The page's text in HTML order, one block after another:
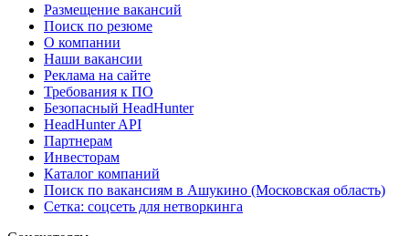
Размещение вакансий
Поиск по резюме
О компании
Наши вакансии
Реклама на сайте
Требования к ПО
Безопасный HeadHunter
HeadHunter API
Партнерам
Инвесторам
Каталог компаний
Поиск по вакансиям в Ашукино (Московская область)
Сетка: соцсеть для нетворкинга